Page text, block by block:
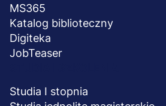
MS365
Katalog biblioteczny
Digiteka
JobTeaser
Studia I stopnia